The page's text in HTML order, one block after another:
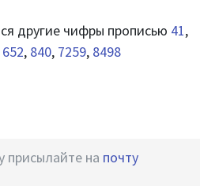
другие чифры прописью 41,
652, 840, 7259, 8498
присылайте на почту